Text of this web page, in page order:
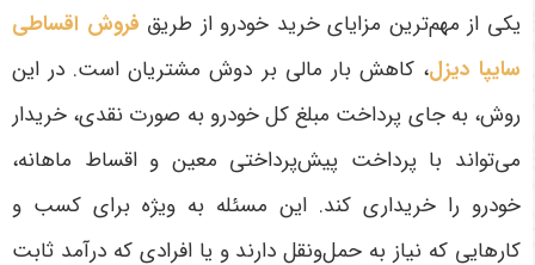
یکی از مهم‌ترین مزایای خرید خودرو از طریق فروش اقساطی
سایپا دیزل، کاهش بار مالی بر دوش مشتریان است. در این
روش، به جای پرداخت مبلغ کل خودرو به صورت نقدی، خریدار
می‌تواند با پرداخت پیش‌پرداختی معین و اقساط ماهانه،
خودرو را خریداری کند. این مسئله به ویژه برای کسب و
کارهایی که نیاز به حمل‌ونقل دارند و یا افرادی که درآمد ثابت